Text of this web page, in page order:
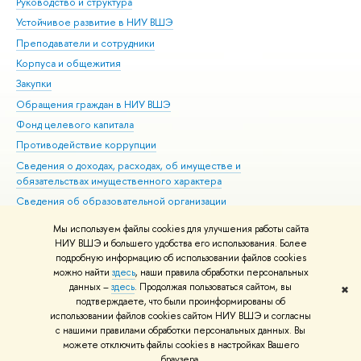
Мы используем файлы cookies для улучшения работы сайта
НИУ ВШЭ и большего удобства его использования. Более
подробную информацию об использовании файлов cookies
можно найти здесь, наши правила обработки персональных
данных –здесь. Продолжая пользоваться сайтом, вы
подтверждаете, что были проинформированы об
использовании файлов cookies сайтом НИУ ВШЭ и согласны
с нашими правилами обработки персональных данных. Вы
можете отключить файлы cookies в настройках Вашего
✖
Устойчивое развитие в НИУ ВШЭ
Преподаватели и сотрудники
Корпуса и общежития
Закупки
Обращения граждан в НИУ ВШЭ
Фонд целевого капитала
Противодействие коррупции
Сведения о доходах, расходах, об имуществе и
обязательствах имущественного характера
Сведения об образовательной организации
Людям с ограниченными возможностями здоровья
Единая платежная страница
Работа в Вышке
© НИУ ВШЭ 1993–2026 Адреса и контакты Условия использования
материалов Политика конфиденциальности Карта сайта
Шрифты HSE Sans и HSE Slab разработаны вШколе дизайна НИУ ВШЭ